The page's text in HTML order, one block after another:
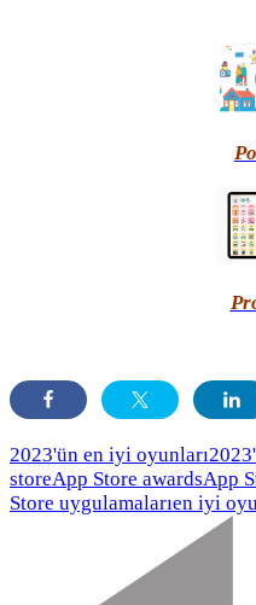
2023'ün en iyi oyunları
storeApp Store awardsApp
Store uygulamalarıen iyi